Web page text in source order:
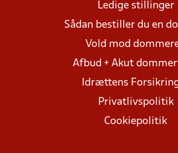
Ledige stillinger
Sådan bestiller du en
Vold mod
Afbud + Akut
Idrættens
Privatlivspolitik
Cookiepolitik